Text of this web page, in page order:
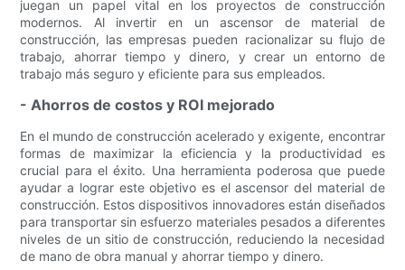
juegan un papel vital en los proyectos de construcción
modernos. Al invertir en un ascensor de material de
construcción, las empresas pueden racionalizar su flujo de
trabajo, ahorrar tiempo y dinero, y crear un entorno de
trabajo más seguro y eficiente para sus empleados.
- Ahorros de costos y ROI mejorado
En el mundo de construcción acelerado y exigente, encontrar
formas de maximizar la eficiencia y la productividad es
crucial para el éxito. Una herramienta poderosa que puede
ayudar a lograr este objetivo es el ascensor del material de
construcción. Estos dispositivos innovadores están diseñados
para transportar sin esfuerzo materiales pesados ​​a diferentes
niveles de un sitio de construcción, reduciendo la necesidad
de mano de obra manual y ahorrar tiempo y dinero.